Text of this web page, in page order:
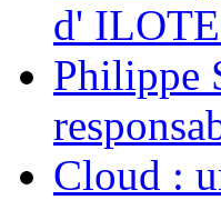
d'
Philippe
Cloud :